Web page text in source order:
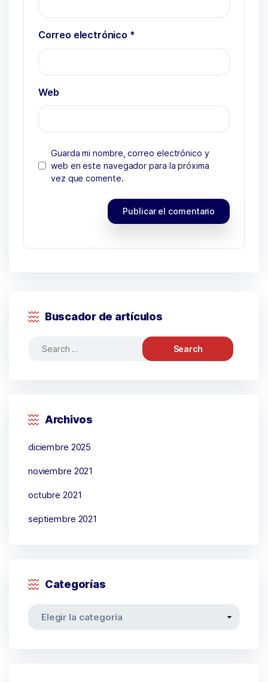
Correo electrónico *
Web
Guarda mi nombre, correo electrónico y
web en este navegador para la próxima
vez que comente.
Buscador de artículos
Archivos
diciembre 2025
noviembre 2021
octubre 2021
septiembre 2021
Categorías